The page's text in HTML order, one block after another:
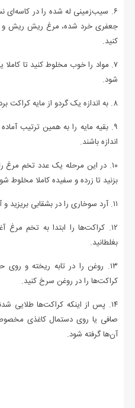
۶. سیب‌زمینی له شده را در کاسه‌ای
جعفری خرد شده، مرغ ریش ریش و
کنید.
۷. مواد را خوب مخلوط کنید تا
شود.
۸. به اندازه یک گردو از مایه کراکت بردارید و با دست شکل دهید.
۹. بقیه مایه را به همین ترتیب
اندازه باشند.
۱۰. در این مرحله یک عدد تخم مرغ
بزنید تا زرده و سفیده کاملا مخلوط
۱۱. آرد سوخاری را در بشقابی بریزید و آن را کنار دست خود قرار دهید.
۱۲. کراکت‌ها را ابتدا به تخم
بغلطانید.
۱۳. روغن را در تابه ریخته و
کراکت‌ها را در روغن سرخ کنید.
۱۴. پس از اینکه کراکت‌ها طلایی
صافی یا روی دستمال کاغذی
آن‌ها گرفته شود.